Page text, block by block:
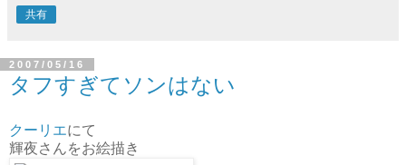
共有
2007/05/16
タフすぎてソンはない
クーリエにて
輝夜さんをお絵描き